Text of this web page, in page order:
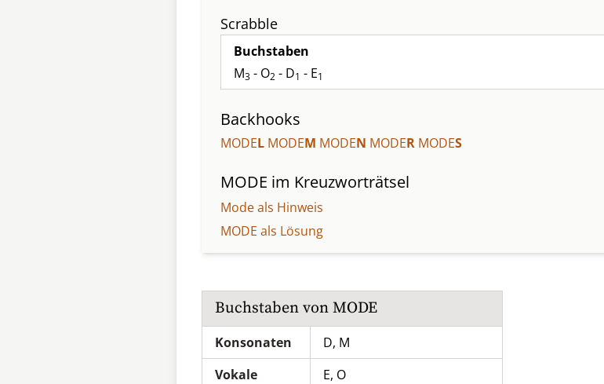
Scrabble
Buchstaben
M3 - O2 - D1 - E1
Backhooks
MODEL MODEM MODEN MODER MODES
MODE im Kreuzworträtsel
Mode als Hinweis
MODE als Lösung
Buchstaben von MODE
Konsonaten
D, M
Vokale
E, O